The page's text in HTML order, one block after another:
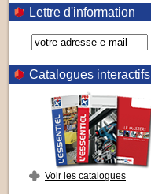
Lettre d'information
Catalogues interactifs
Voir les catalogues